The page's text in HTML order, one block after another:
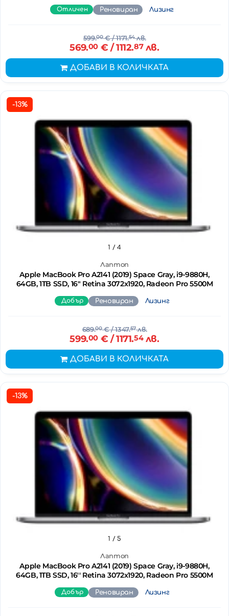
Отличен Реновиран Лизинг
599.00€/ 1171.54лв.
569.00€ / 1112.87лв.
ДОБАВИ В КОЛИЧКАТА
-13%
Лаптоп
Apple MacBook Pro A2141 (2019) Space Gray, i9-9880H,
64GB, 1TB SSD, 16" Retina 3072x1920, Radeon Pro 5500M
1 / 4
Добър Реновиран Лизинг
689.00€/ 1347.57лв.
599.00€ / 1171.54лв.
ДОБАВИ В КОЛИЧКАТА
-13%
Лаптоп
Apple MacBook Pro A2141 (2019) Space Gray, i9-9880H,
64GB, 1TB SSD, 16'' Retina 3072x1920, Radeon Pro 5500M
1 / 5
Добър Реновиран Лизинг